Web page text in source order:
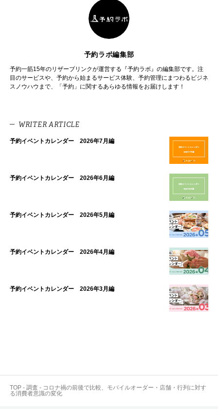
予約ラボ編集部
予約一筋15年のリザーブリンクが運営する『予約ラボ』の編集部です。注
目のサービスや、予約から始まるサービス体験、予約管理にまつわるビジネ
スノウハウまで、「予約」に関するあらゆる情報をお届けします！
WRITER ARTICLE
予約イベントカレンダー 2026年7月編
予約イベントカレンダー 2026年6月編
予約イベントカレンダー 2026年5月編
予約イベントカレンダー 2026年4月編
予約イベントカレンダー 2026年3月編
TOP - 調査 - コロナ禍の前後で比較、モバイルオーダー・店舗・行列に対す
る消費者意識の変化